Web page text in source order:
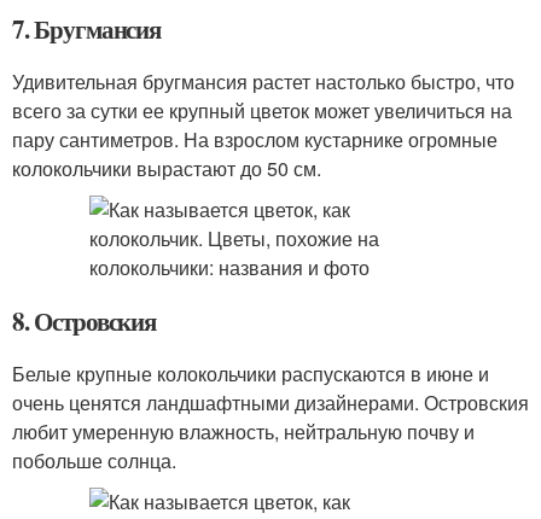
7. Бругмансия
Удивительная бругмансия растет настолько быстро, что
всего за сутки ее крупный цветок может увеличиться на
пару сантиметров. На взрослом кустарнике огромные
колокольчики вырастают до 50 см.
8. Островския
Белые крупные колокольчики распускаются в июне и
очень ценятся ландшафтными дизайнерами. Островския
любит умеренную влажность, нейтральную почву и
побольше солнца.